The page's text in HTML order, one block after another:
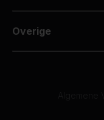
Overige